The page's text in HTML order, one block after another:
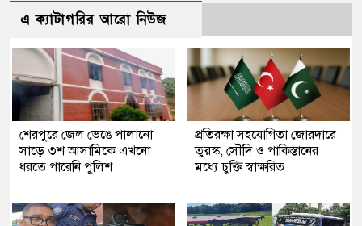
এ ক্যাটাগরির আরো নিউজ
শেরপুরে জেল ভেঙে পালানো
সাড়ে ৩শ আসামিকে এখনো
ধরতে পারেনি পুলিশ
প্রতিরক্ষা সহযোগিতা জোরদারে
তুরস্ক, সৌদি ও পাকিস্তানের
মধ্যে চুক্তি স্বাক্ষরিত